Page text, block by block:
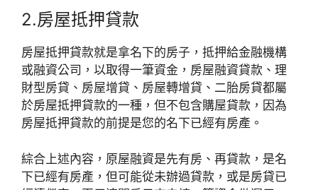
2.房屋抵押貸款
房屋抵押貸款就是拿名下的房子，抵押給金融機構
或融資公司，以取得一筆資金，房屋融資貸款、理
財型房貸、房屋增貸、房屋轉增貸、二胎房貸都屬
於房屋抵押貸款的一種，但不包含購屋貸款，因為
房屋抵押貸款的前提是您的名下已經有房產。
綜合上述內容，原屋融資是先有房、再貸款，是名
下已經有房產，但可能從未辦過貸款，或是房貸已